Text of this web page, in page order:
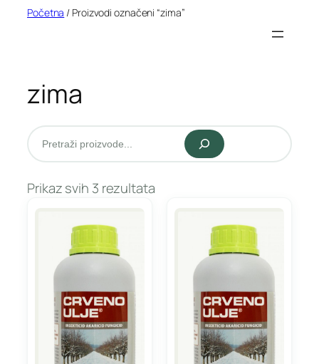
Početna / Proizvodi označeni “zima”
zima
Pretraži
Prikaz svih 3 rezultata